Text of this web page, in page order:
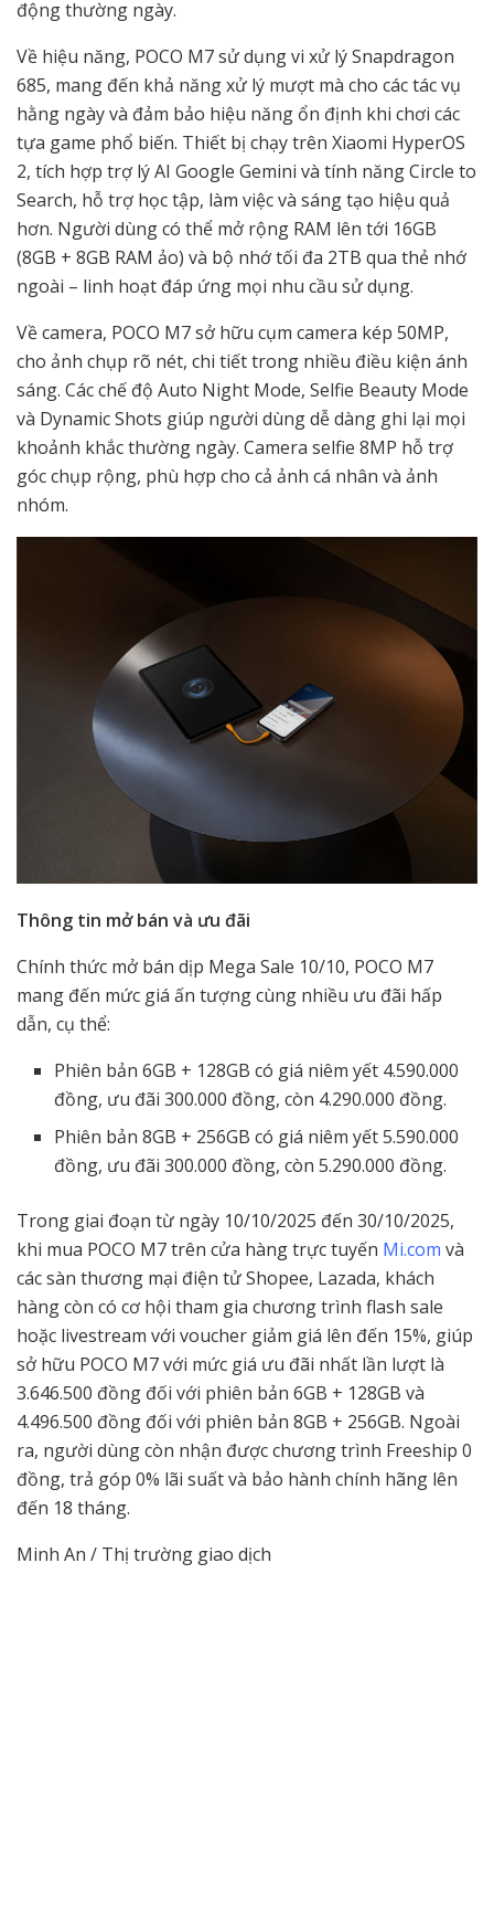
động thường ngày.
Về hiệu năng, POCO M7 sử dụng vi xử lý Snapdragon
685, mang đến khả năng xử lý mượt mà cho các tác vụ
hằng ngày và đảm bảo hiệu năng ổn định khi chơi các
tựa game phổ biến. Thiết bị chạy trên Xiaomi HyperOS
2, tích hợp trợ lý AI Google Gemini và tính năng Circle to
Search, hỗ trợ học tập, làm việc và sáng tạo hiệu quả
hơn. Người dùng có thể mở rộng RAM lên tới 16GB
(8GB + 8GB RAM ảo) và bộ nhớ tối đa 2TB qua thẻ nhớ
ngoài – linh hoạt đáp ứng mọi nhu cầu sử dụng.
Về camera, POCO M7 sở hữu cụm camera kép 50MP,
cho ảnh chụp rõ nét, chi tiết trong nhiều điều kiện ánh
sáng. Các chế độ Auto Night Mode, Selfie Beauty Mode
và Dynamic Shots giúp người dùng dễ dàng ghi lại mọi
khoảnh khắc thường ngày. Camera selfie 8MP hỗ trợ
góc chụp rộng, phù hợp cho cả ảnh cá nhân và ảnh
nhóm.
Thông tin mở bán và ưu đãi
Chính thức mở bán dịp Mega Sale 10/10, POCO M7
mang đến mức giá ấn tượng cùng nhiều ưu đãi hấp
dẫn, cụ thể:
Phiên bản 6GB + 128GB có giá niêm yết 4.590.000
đồng, ưu đãi 300.000 đồng, còn 4.290.000 đồng.
Phiên bản 8GB + 256GB có giá niêm yết 5.590.000
đồng, ưu đãi 300.000 đồng, còn 5.290.000 đồng.
Trong giai đoạn từ ngày 10/10/2025 đến 30/10/2025,
khi mua POCO M7 trên cửa hàng trực tuyến Mi.com và
các sàn thương mại điện tử Shopee, Lazada, khách
hàng còn có cơ hội tham gia chương trình flash sale
hoặc livestream với voucher giảm giá lên đến 15%, giúp
sở hữu POCO M7 với mức giá ưu đãi nhất lần lượt là
3.646.500 đồng đối với phiên bản 6GB + 128GB và
4.496.500 đồng đối với phiên bản 8GB + 256GB. Ngoài
ra, người dùng còn nhận được chương trình Freeship 0
đồng, trả góp 0% lãi suất và bảo hành chính hãng lên
đến 18 tháng.
Minh An / Thị trường giao dịch